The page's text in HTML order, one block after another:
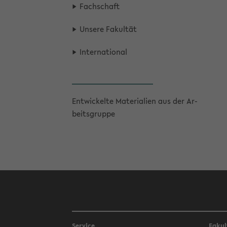
Fach­schaft
Un­se­re Fa­kul­tät
In­ter­na­tio­nal
Ent­wi­ckel­te Ma­te­ria­li­en aus der Ar­
beits­grup­pe